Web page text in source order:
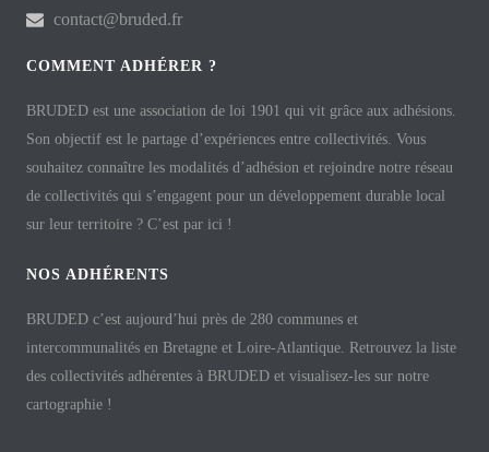
contact@bruded.fr
COMMENT ADHÉRER ?
BRUDED est une association de loi 1901 qui vit grâce aux adhésions.
Son objectif est le partage d’expériences entre collectivités. Vous
souhaitez connaître les modalités d’adhésion et rejoindre notre réseau
de collectivités qui s’engagent pour un développement durable local
sur leur territoire ? C’est par ici !
NOS ADHÉRENTS
BRUDED c’est aujourd’hui près de 280 communes et
intercommunalités en Bretagne et Loire-Atlantique. Retrouvez la liste
des collectivités adhérentes à BRUDED et visualisez-les sur notre
cartographie !